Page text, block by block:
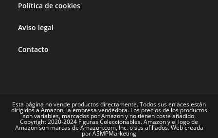
Política de cookies
Aviso legal
Contacto
Esta página no vende productos directamente. Todos sus enlaces están
dirigidos a Amazon, la empresa vendedora. Los precios de los productos
son variables, marcados por Amazon y no tienen coste añadido.
Copyright 2020-2024 Figuras Coleccionables. Amazon y el logo de
Amazon son marcas de Amazon.com, Inc. o sus afiliados. Web creada
por ASMPMarketing